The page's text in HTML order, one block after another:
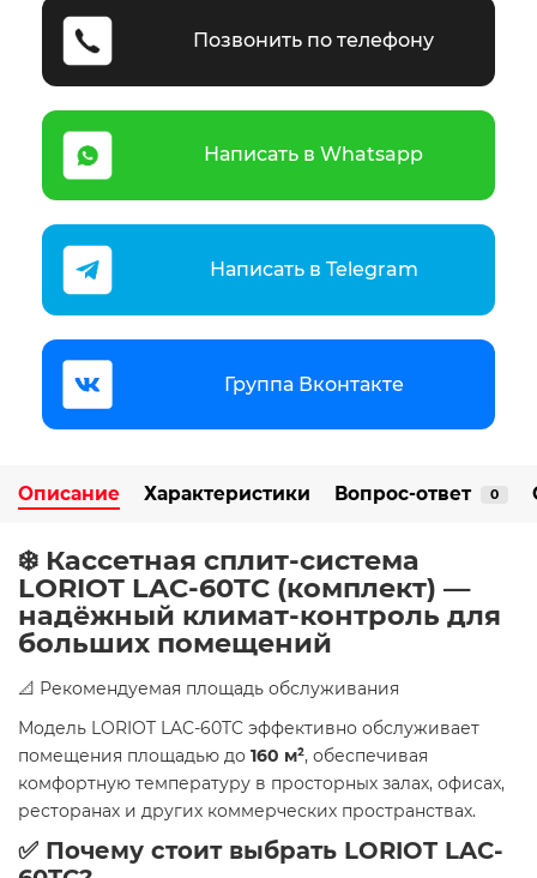
Позвонить по телефону
Написать в Whatsapp
Написать в Telegram
Группа Вконтакте
Описание Характеристики Вопрос-ответ 0
❄️ Кассетная сплит-система
LORIOT LAC-60TC (комплект) —
надёжный климат-контроль для
больших помещений
📐 Рекомендуемая площадь обслуживания
Модель LORIOT LAC-60TC эффективно обслуживает
помещения площадью до 160 м², обеспечивая
комфортную температуру в просторных залах, офисах,
ресторанах и других коммерческих пространствах.
✅ Почему стоит выбрать LORIOT LAC-